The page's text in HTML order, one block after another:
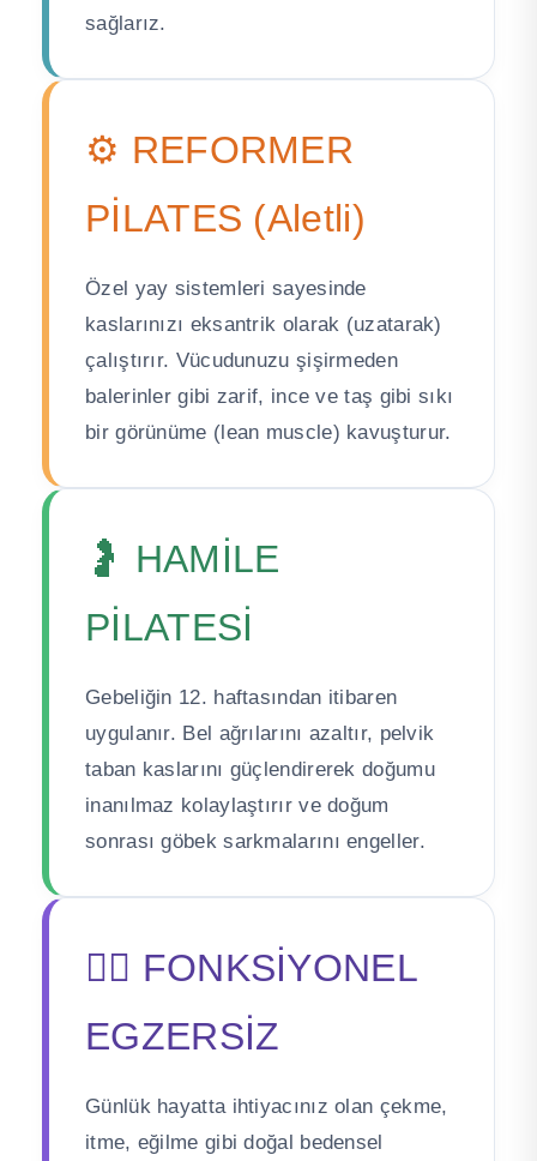
sağlarız.
⚙️ REFORMER
PİLATES (Aletli)
Özel yay sistemleri sayesinde
kaslarınızı eksantrik olarak (uzatarak)
çalıştırır. Vücudunuzu şişirmeden
balerinler gibi zarif, ince ve taş gibi sıkı
bir görünüme (lean muscle) kavuşturur.
🤰 HAMİLE
PİLATESİ
Gebeliğin 12. haftasından itibaren
uygulanır. Bel ağrılarını azaltır, pelvik
taban kaslarını güçlendirerek doğumu
inanılmaz kolaylaştırır ve doğum
sonrası göbek sarkmalarını engeller.
🏋️‍♀️ FONKSİYONEL
EGZERSİZ
Günlük hayatta ihtiyacınız olan çekme,
itme, eğilme gibi doğal bedensel